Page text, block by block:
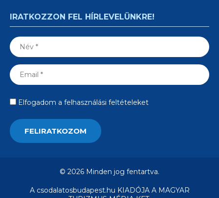
IRATKOZZON FEL HÍRLEVELÜNKRE!
Elfogadom a felhasználási feltételeket
© 2026 Minden jog fentartva.
A csodalatosbudapest.hu KIADÓJA A MAGYAR